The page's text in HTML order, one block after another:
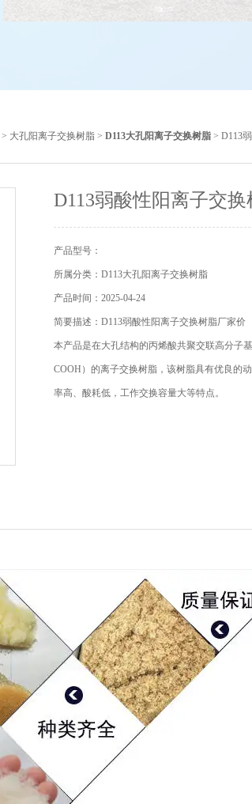
> 大孔阳离子交换树脂 > D113大孔阳离子交换树脂 > D113
D113弱酸性阳离子交
产品型号：
所属分类：D113大孔阳离子交换树脂
产品时间：2025-04-24
简要描述：D113弱酸性阳离子交换树脂厂家价
本产品是在大孔结构的丙烯酸共聚交联高分子
COOH）的离子交换树脂，该树脂具有优良的
率高、酸耗低，工作交换容量大等特点。